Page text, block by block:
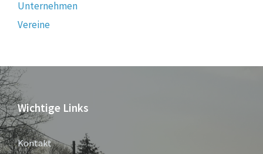
Unternehmen
Vereine
Wichtige Links
Kontakt